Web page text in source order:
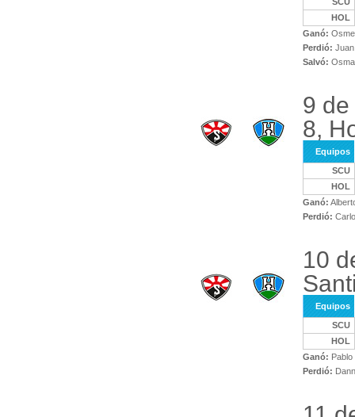
HOL
Ganó:
Perdió:
Salvó:
9
8,
Equipos
SCU
HOL
Ganó:
Perdió:
10
Equipos
SCU
HOL
Ganó:
Perdió: